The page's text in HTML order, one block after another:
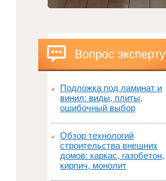
Вопрос эксперту
Подложка под ламинат и
винил: виды, плиты,
ошибочный выбор
Обзор технологий
строительства внешних
домов: каркас, газобетон,
кирпич, монолит